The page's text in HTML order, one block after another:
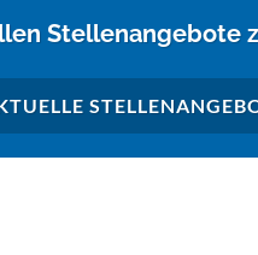
Stellenangebote